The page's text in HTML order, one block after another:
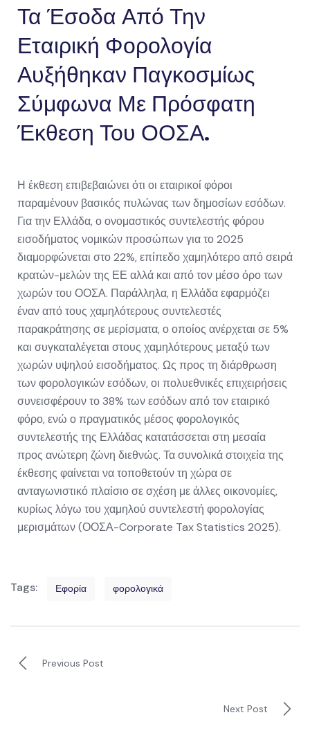
Τα Έσοδα Από Την
Εταιρική Φορολογία
Αυξήθηκαν Παγκοσμίως
Σύμφωνα Με Πρόσφατη
Έκθεση Του ΟΟΣΑ.
Η έκθεση επιβεβαιώνει ότι οι εταιρικοί φόροι
παραμένουν βασικός πυλώνας των δημοσίων εσόδων.
Για την Ελλάδα, ο ονομαστικός συντελεστής φόρου
εισοδήματος νομικών προσώπων για το 2025
διαμορφώνεται στο 22%, επίπεδο χαμηλότερο από σειρά
κρατών-μελών της ΕΕ αλλά και από τον μέσο όρο των
χωρών του ΟΟΣΑ. Παράλληλα, η Ελλάδα εφαρμόζει
έναν από τους χαμηλότερους συντελεστές
παρακράτησης σε μερίσματα, ο οποίος ανέρχεται σε 5%
και συγκαταλέγεται στους χαμηλότερους μεταξύ των
χωρών υψηλού εισοδήματος. Ως προς τη διάρθρωση
των φορολογικών εσόδων, οι πολυεθνικές επιχειρήσεις
συνεισφέρουν το 38% των εσόδων από τον εταιρικό
φόρο, ενώ ο πραγματικός μέσος φορολογικός
συντελεστής της Ελλάδας κατατάσσεται στη μεσαία
προς ανώτερη ζώνη διεθνώς. Τα συνολικά στοιχεία της
έκθεσης φαίνεται να τοποθετούν τη χώρα σε
ανταγωνιστικό πλαίσιο σε σχέση με άλλες οικονομίες,
κυρίως λόγω του χαμηλού συντελεστή φορολογίας
μερισμάτων (ΟΟΣΑ-Corporate Tax Statistics 2025).
Tags: Εφορία φορολογικά
Previous Post
Next Post